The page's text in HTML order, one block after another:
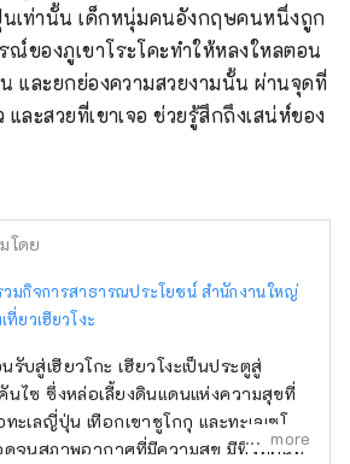
เท่านั้น เด็กหนุ่มคนอังกฤษคนหนึ่งถูก
ของภูเขาโระโคะทำให้หลงใหลตอน
และยกย่องความสวยงามนั้น ผ่านจุดที่
ละสวยที่เขาเจอ ช่วยรู้สึกถึงเสน่ห์ของ
โดย
มกิจการสาธารณประโยชน์ สำนักงานใหญ่
ที่ยวเฮียวโงะ
รับสู่เฮียวโกะ เฮียวโงะเป็นประตูสู่
นไซ ซึ่งหล่อเลี้ยงดินแดนแห่งความสุขที่
ะเลญี่ปุ่น เทือกเขาชูโกกุ และทะเลเซโตะ
นสภาพอากาศที่มีความสุข มีทิวทัศน์ที่
more